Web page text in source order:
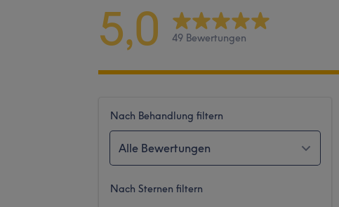
5,0 49 Bewertungen
Nach Behandlung filtern
Alle Bewertungen
Nach Sternen filtern